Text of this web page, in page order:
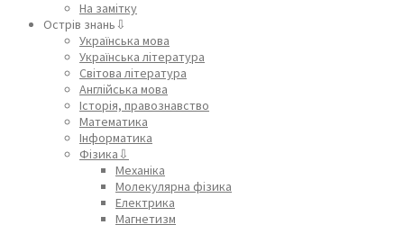
На замітку
Острів знань⇩
Українська мова
Українська література
Світова література
Англійська мова
Історія, правознавство
Математика
Інформатика
Фізика⇩
Механіка
Молекулярна фізика
Електрика
Магнетизм